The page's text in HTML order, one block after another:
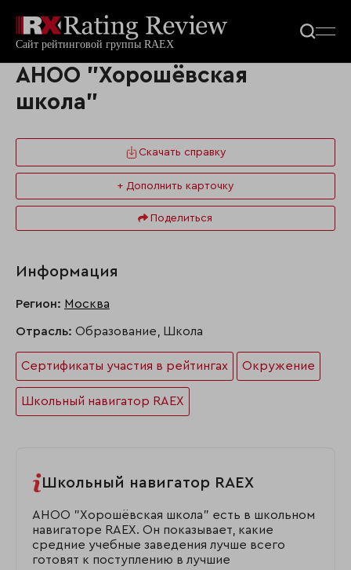
АНОО "Хорошёвская
школа"
Скачать справку
+ Дополнить карточку
Поделиться
Информация
Регион: Москва
Отрасль: Образование, Школа
Сертификаты участия в рейтингах Окружение
Школьный навигатор RAEX
Школьный навигатор RAEX
АНОО "Хорошёвская школа" есть в школьном
навигаторе RAEX. Он показывает, какие
средние учебные заведения лучше всего
готовят к поступлению в лучшие